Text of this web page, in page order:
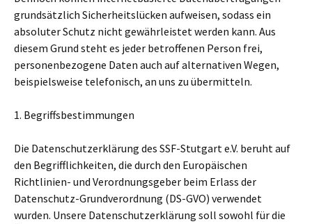
grundsätzlich Sicherheitslücken aufweisen, sodass ein
absoluter Schutz nicht gewährleistet werden kann. Aus
diesem Grund steht es jeder betroffenen Person frei,
personenbezogene Daten auch auf alternativen Wegen,
beispielsweise telefonisch, an uns zu übermitteln.
1. Begriffsbestimmungen
Die Datenschutzerklärung des SSF-Stutgart e.V. beruht auf
den Begrifflichkeiten, die durch den Europäischen
Richtlinien- und Verordnungsgeber beim Erlass der
Datenschutz-Grundverordnung (DS-GVO) verwendet
wurden. Unsere Datenschutzerklärung soll sowohl für die